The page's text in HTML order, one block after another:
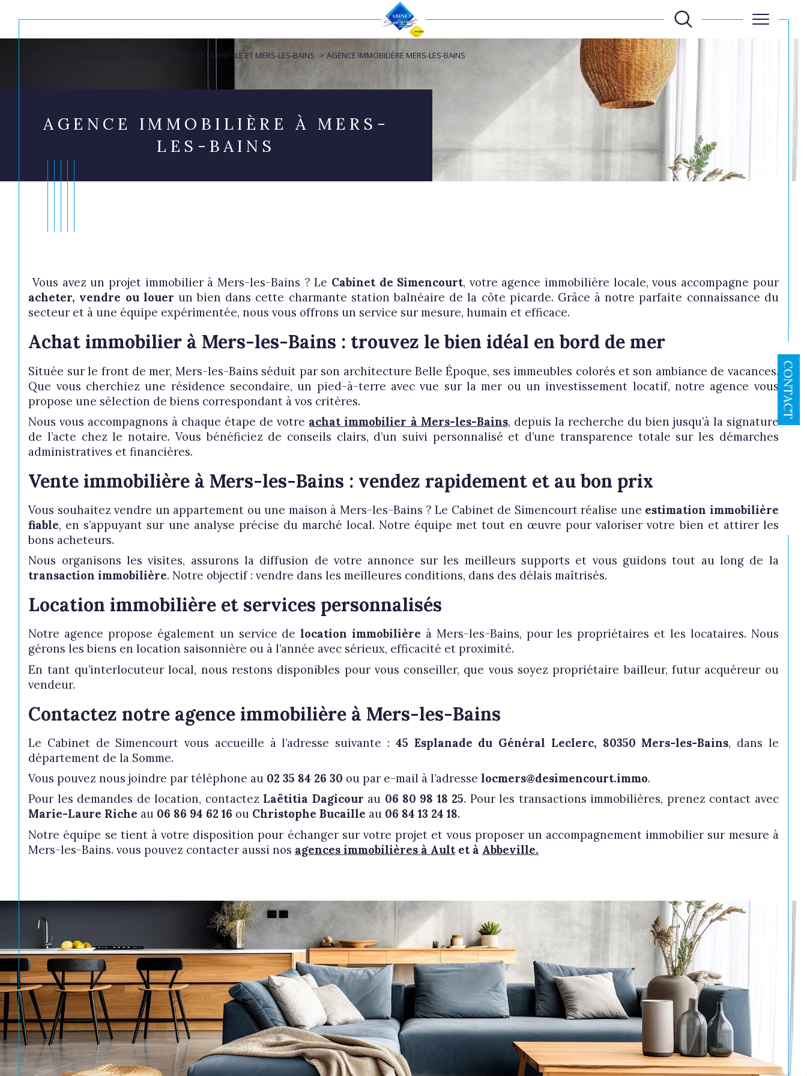
CONTACT
du neuf
de l'immo pro
à l'année
de l'immo pro
Estimer
Voir les145annonces
Réinitialiser les filtres
AGENCE IMMOBILIÈRE BAIE DE SOMME, VALLÉE DE LA BRESLE ET MERS-LES-BAINS AGENCE IMMOBILIÈRE MERS-LES-BAINS
AGENCE IMMOBILIÈRE À MERS-
LES-BAINS
du neuf
de l'immo pro
de l'immo pro
Voir les145annonces
Réinitialiser les filtres
Vous avez un projet immobilier à Mers-les-Bains ? Le Cabinet de Simencourt, votre agence immobilière locale, vous accompagne pour
acheter, vendre ou louer un bien dans cette charmante station balnéaire de la côte picarde. Grâce à notre parfaite connaissance du
secteur et à une équipe expérimentée, nous vous offrons un service sur mesure, humain et efficace.
Achat immobilier à Mers-les-Bains : trouvez le bien idéal en bord de mer
Située sur le front de mer, Mers-les-Bains séduit par son architecture Belle Époque, ses immeubles colorés et son ambiance de vacances.
Que vous cherchiez une résidence secondaire, un pied-à-terre avec vue sur la mer ou un investissement locatif, notre agence vous
propose une sélection de biens correspondant à vos critères.
Nous vous accompagnons à chaque étape de votre achat immobilier à Mers-les-Bains, depuis la recherche du bien jusqu’à la signature
de l’acte chez le notaire. Vous bénéficiez de conseils clairs, d’un suivi personnalisé et d’une transparence totale sur les démarches
administratives et financières.
Vente immobilière à Mers-les-Bains : vendez rapidement et au bon prix
Vous souhaitez vendre un appartement ou une maison à Mers-les-Bains ? Le Cabinet de Simencourt réalise une estimation immobilière
fiable, en s’appuyant sur une analyse précise du marché local. Notre équipe met tout en œuvre pour valoriser votre bien et attirer les
bons acheteurs.
Nous organisons les visites, assurons la diffusion de votre annonce sur les meilleurs supports et vous guidons tout au long de la
transaction immobilière. Notre objectif : vendre dans les meilleures conditions, dans des délais maîtrisés.
Location immobilière et services personnalisés
Notre agence propose également un service delocation immobilière à Mers-les-Bains, pour les propriétaires et les locataires. Nous
gérons les biens en location saisonnière ou à l’année avec sérieux, efficacité et proximité.
En tant qu’interlocuteur local, nous restons disponibles pour vous conseiller, que vous soyez propriétaire bailleur, futur acquéreur ou
vendeur.
Contactez notre agence immobilière à Mers-les-Bains
Le Cabinet de Simencourt vous accueille à l’adresse suivante : 45 Esplanade du Général Leclerc, 80350 Mers-les-Bains, dans le
département de la Somme.
Vous pouvez nous joindre par téléphone au 02 35 84 26 30 ou par e-mail à l’adresselocmers@desimencourt.immo.
Pour les demandes de location, contactez Laëtitia Dagicour au 06 80 98 18 25. Pour les transactions immobilières, prenez contact avec
Marie-Laure Riche au 06 86 94 62 16 ou Christophe Bucaille au 06 84 13 24 18.
Notre équipe se tient à votre disposition pour échanger sur votre projet et vous proposer un accompagnement immobilier sur mesure à
Mers-les-Bains. vous pouvez contacter aussi nos agences immobilières à Ault et à Abbeville.